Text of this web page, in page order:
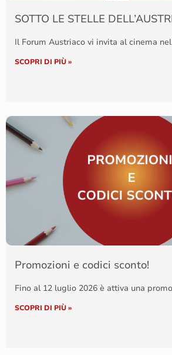
SOTTO LE STELLE
Il Forum Austriaco vi invita al cinema
SCOPRI DI PIÙ »
Promozioni e codici sconto!
Fino al 12 luglio 2026 è attiva una
SCOPRI DI PIÙ »